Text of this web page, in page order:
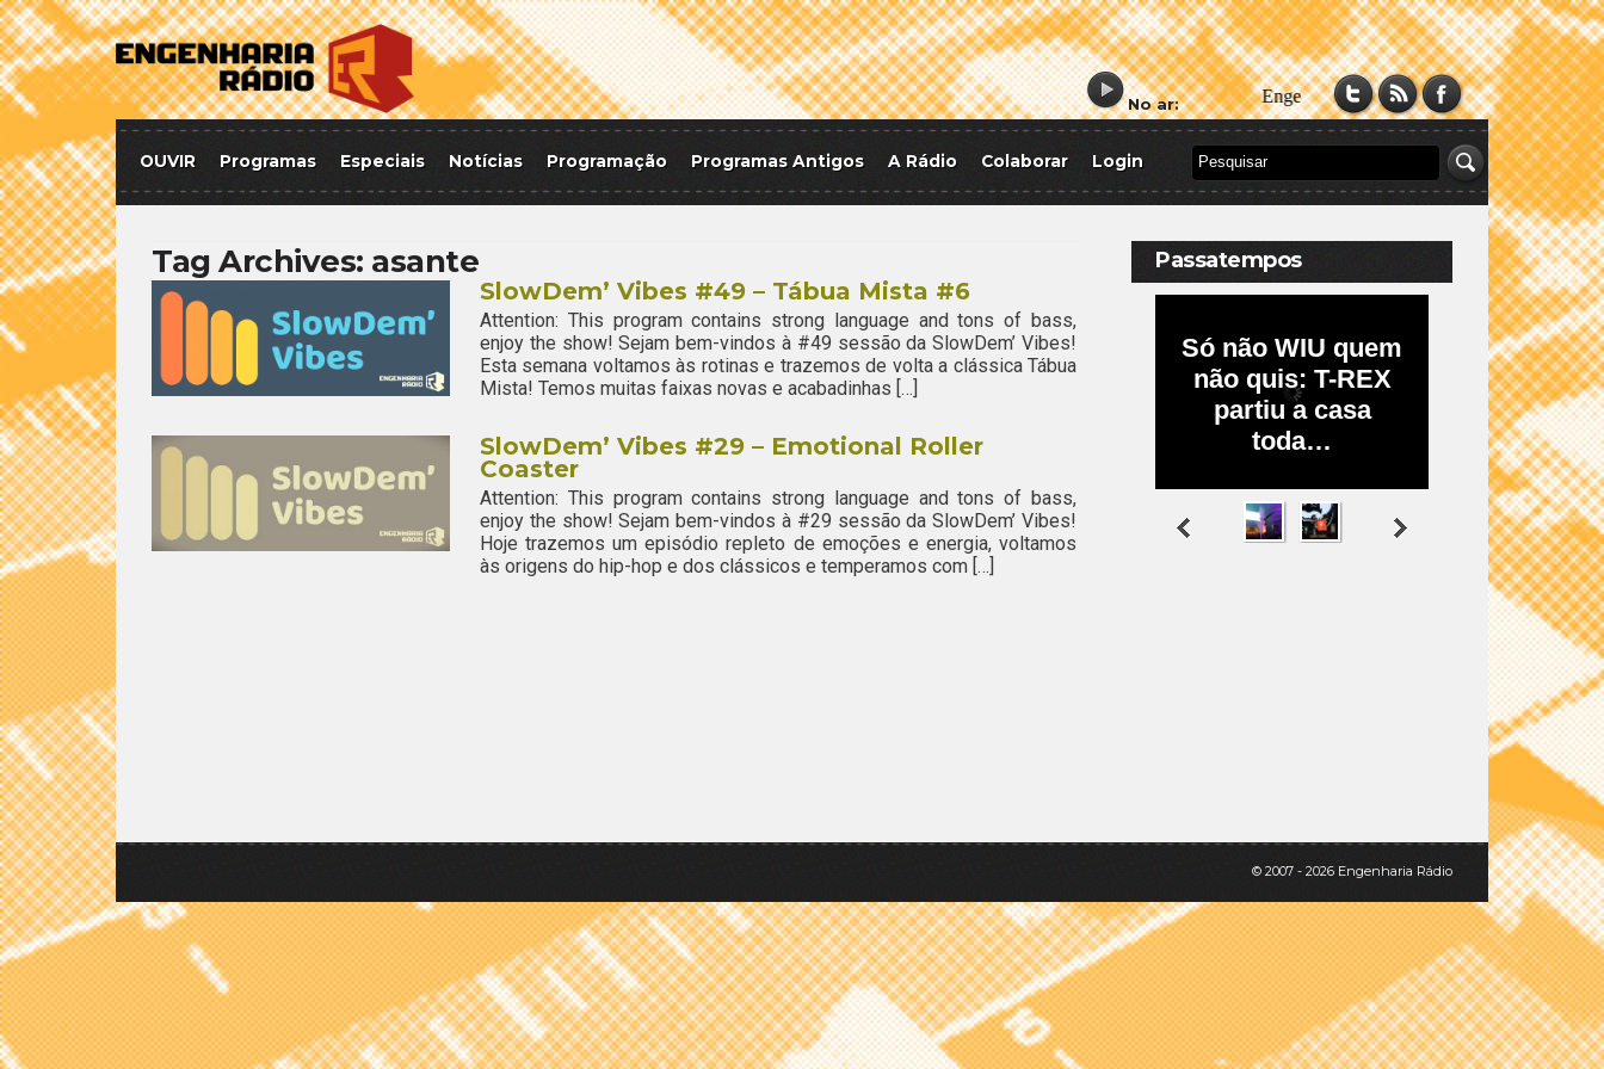
No ar:
OUVIR Programas Especiais Notícias Programação Programas Antigos A Rádio Colaborar Login
Tag Archives: asante
SlowDem’ Vibes #49 – Tábua Mista #6
Attention: This program contains strong language and tons of bass,
enjoy the show! Sejam bem-vindos à #49 sessão da SlowDem’ Vibes!
Esta semana voltamos às rotinas e trazemos de volta a clássica Tábua
Mista! Temos muitas faixas novas e acabadinhas […]
SlowDem’ Vibes #29 – Emotional Roller
Coaster
Attention: This program contains strong language and tons of bass,
enjoy the show! Sejam bem-vindos à #29 sessão da SlowDem’ Vibes!
Hoje trazemos um episódio repleto de emoções e energia, voltamos
às origens do hip-hop e dos clássicos e temperamos com […]
Passatempos
© 2007 - 2026 Engenharia Rádio